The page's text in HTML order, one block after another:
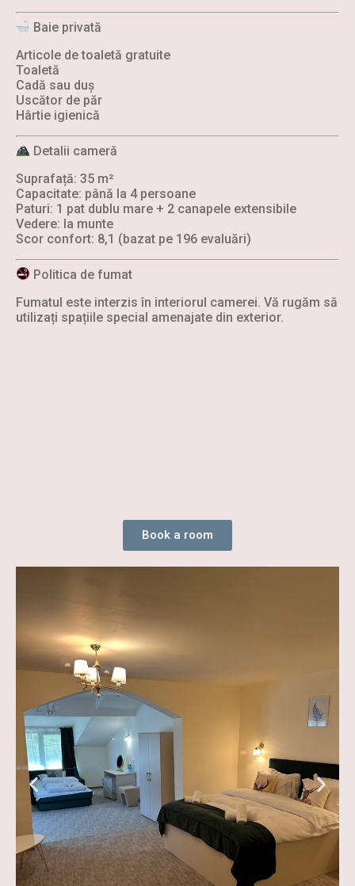
Baie privată
Articole de toaletă gratuite
Toaletă
Cadă sau duș
Uscător de păr
Hârtie igienică
Detalii cameră
Suprafață: 35 m²
Capacitate: până la 4 persoane
Paturi: 1 pat dublu mare + 2 canapele extensibile
Vedere: la munte
Scor confort: 8,1 (bazat pe 196 evaluări)
Politica de fumat
Fumatul este interzis în interiorul camerei. Vă rugăm să
utilizați spațiile special amenajate din exterior.
Book a room